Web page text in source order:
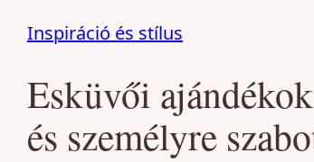
Inspiráció és stílus
Esküvői
és személyre